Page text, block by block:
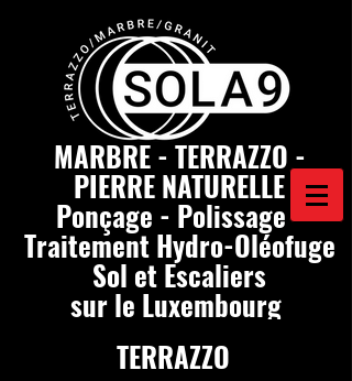
MARBRE - TERRAZZO -
PIERRE NATURELLE
Ponçage - Polissage -
Traitement Hydro-Oléofuge
Sol et Escaliers
sur le Luxembourg
TERRAZZO